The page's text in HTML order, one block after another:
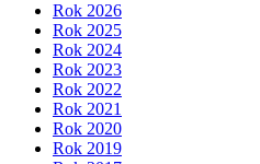
Rok 2026
Rok 2025
Rok 2024
Rok 2023
Rok 2022
Rok 2021
Rok 2020
Rok 2019